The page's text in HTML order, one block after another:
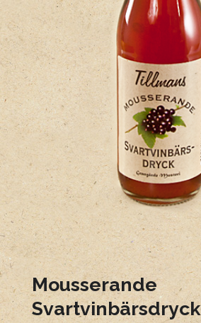
Mousserande
Svartvinbärsdryck